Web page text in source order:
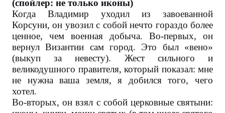
(спойлер: не только иконы)
Когда Владимир уходил из завоеванной
Корсуни, он увозил с собой нечто гораздо более
ценное, чем военная добыча. Во-первых, он
вернул Византии сам город. Это был «вено»
(выкуп за невесту). Жест сильного и
великодушного правителя, который показал: мне
не нужна ваша земля, я добился того, чего
хотел.
Во-вторых, он взял с собой церковные святыни: